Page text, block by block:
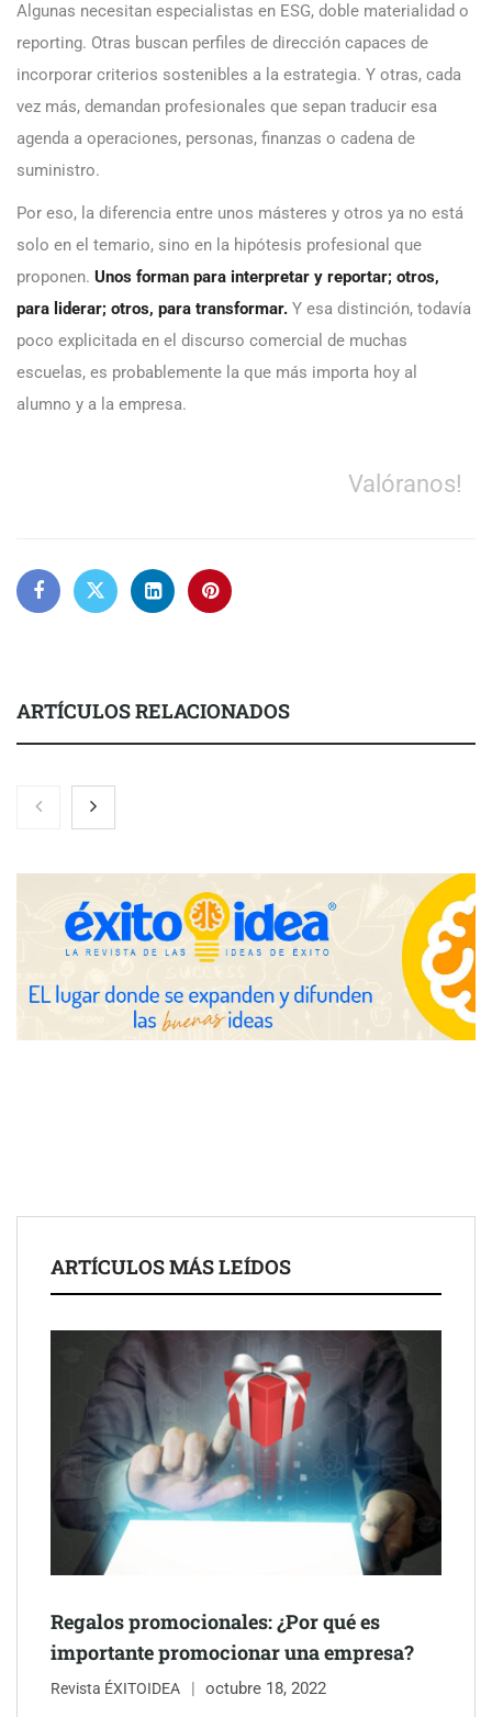
Algunas necesitan especialistas en ESG, doble materialidad o
reporting. Otras buscan perfiles de dirección capaces de
incorporar criterios sostenibles a la estrategia. Y otras, cada
vez más, demandan profesionales que sepan traducir esa
agenda a operaciones, personas, finanzas o cadena de
suministro.
Por eso, la diferencia entre unos másteres y otros ya no está
solo en el temario, sino en la hipótesis profesional que
proponen. Unos forman para interpretar y reportar; otros,
para liderar; otros, para transformar. Y esa distinción, todavía
poco explicitada en el discurso comercial de muchas
escuelas, es probablemente la que más importa hoy al
alumno y a la empresa.
Valóranos!
ARTÍCULOS RELACIONADOS
La luz roja, el nuevo aftersun, actúa en la recuperación de la piel
Eulalia Roig lanza ‘The Journal’, una revista digital mensual de
entrevistas y fotografía editorial
ARTÍCULOS MÁS LEÍDOS
Regalos promocionales: ¿Por qué es
importante promocionar una empresa?
Revista ÉXITOIDEA octubre 18, 2022